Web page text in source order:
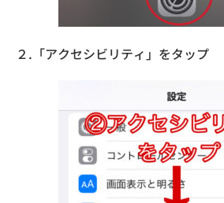
２.「アクセシビリティ」をタップ